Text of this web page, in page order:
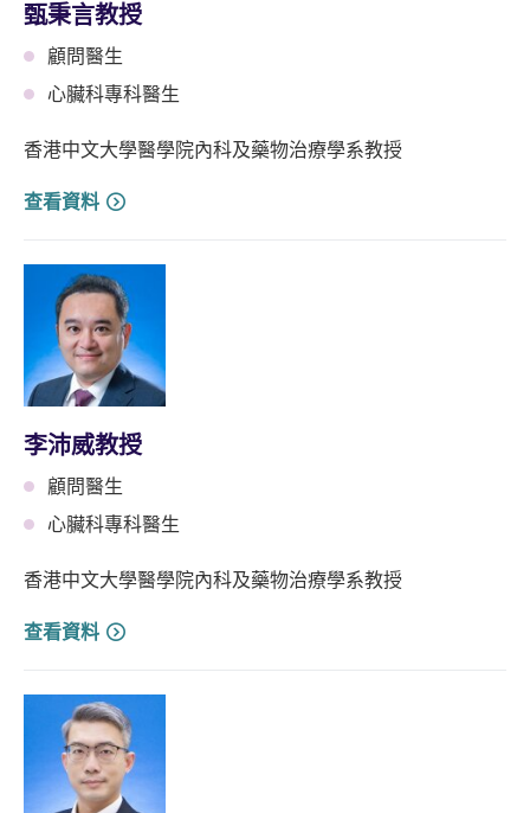
甄秉言教授
顧問醫生
心臟科專科醫生
香港中文大學醫學院內科及藥物治療學系教授
查看資料
李沛威教授
顧問醫生
心臟科專科醫生
香港中文大學醫學院內科及藥物治療學系教授
查看資料